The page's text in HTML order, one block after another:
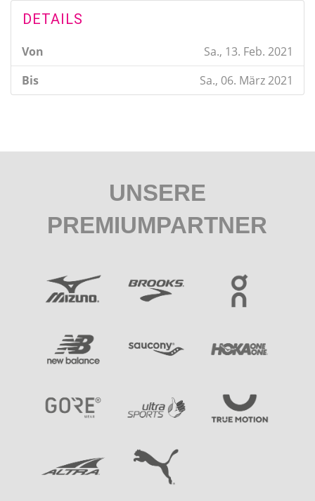
DETAILS
Von
Sa., 13. Feb. 2021
Bis
Sa., 06. März 2021
UNSERE
PREMIUMPARTNER